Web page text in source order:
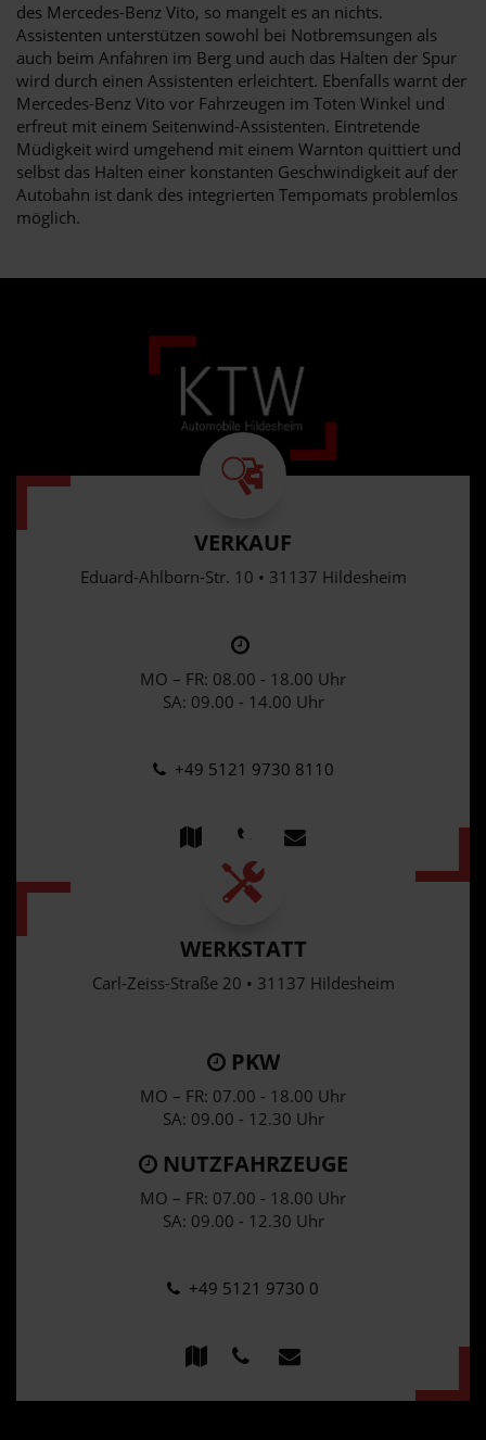
des Mercedes-Benz Vito, so mangelt es an nichts.
Assistenten unterstützen sowohl bei Notbremsungen als
auch beim Anfahren im Berg und auch das Halten der Spur
wird durch einen Assistenten erleichtert. Ebenfalls warnt der
Mercedes-Benz Vito vor Fahrzeugen im Toten Winkel und
erfreut mit einem Seitenwind-Assistenten. Eintretende
Müdigkeit wird umgehend mit einem Warnton quittiert und
selbst das Halten einer konstanten Geschwindigkeit auf der
Autobahn ist dank des integrierten Tempomats problemlos
möglich.
VERKAUF
Eduard-Ahlborn-Str. 10 • 31137 Hildesheim
MO – FR: 08.00 - 18.00 Uhr
SA: 09.00 - 14.00 Uhr
+49 5121 9730 8110
WERKSTATT
Carl-Zeiss-Straße 20 • 31137 Hildesheim
PKW
MO – FR: 07.00 - 18.00 Uhr
SA: 09.00 - 12.30 Uhr
NUTZFAHRZEUGE
MO – FR: 07.00 - 18.00 Uhr
SA: 09.00 - 12.30 Uhr
+49 5121 9730 0